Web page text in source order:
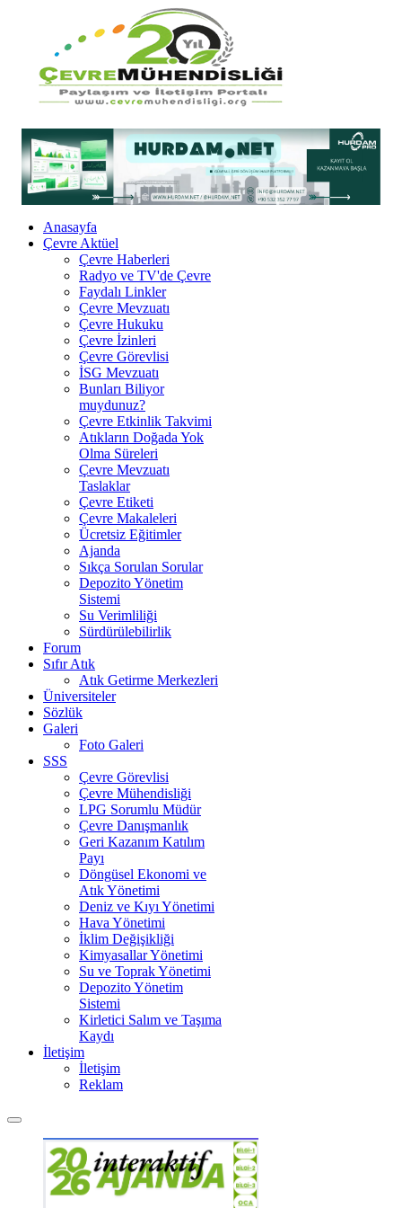
Anasayfa
Çevre Aktüel
Çevre Haberleri
Radyo ve TV'de Çevre
Faydalı Linkler
Çevre Mevzuatı
Çevre Hukuku
Çevre İzinleri
Çevre Görevlisi
İSG Mevzuatı
Bunları Biliyor
muydunuz?
Çevre Etkinlik Takvimi
Atıkların Doğada Yok
Olma Süreleri
Çevre Mevzuatı
Taslaklar
Çevre Etiketi
Çevre Makaleleri
Ücretsiz Eğitimler
Ajanda
Sıkça Sorulan Sorular
Depozito Yönetim
Sistemi
Su Verimliliği
Sürdürülebilirlik
Forum
Sıfır Atık
Atık Getirme Merkezleri
Üniversiteler
Sözlük
Galeri
Foto Galeri
SSS
Çevre Görevlisi
Çevre Mühendisliği
LPG Sorumlu Müdür
Çevre Danışmanlık
Geri Kazanım Katılım
Payı
Döngüsel Ekonomi ve
Atık Yönetimi
Deniz ve Kıyı Yönetimi
Hava Yönetimi
İklim Değişikliği
Kimyasallar Yönetimi
Su ve Toprak Yönetimi
Depozito Yönetim
Sistemi
Kirletici Salım ve Taşıma
Kaydı
İletişim
İletişim
Reklam